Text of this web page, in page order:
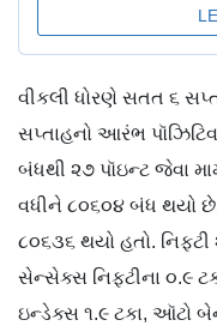
વીકલી ધોરણે સતત ૬
સપ્તાહનો આરંભ
બંધથી ૨૭ પૉઇન્ટ જેવા
વધીને ૮૦૬૦૪ બંધ થયો
૮૦૬૩૬ થયો હતો.
સેન્સેક્સ નિફ્ટીના ૦.૯
ઇન્ડેક્સ ૧.૯ ટકા, ઑટો